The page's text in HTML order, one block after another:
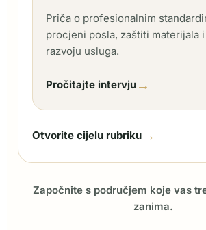
Priča o profesionalnim
procjeni posla, zaštiti materijala
razvoju usluga.
Pročitajte intervju →
Otvorite cijelu rubriku →
Započnite s područjem koje vas
zanima.